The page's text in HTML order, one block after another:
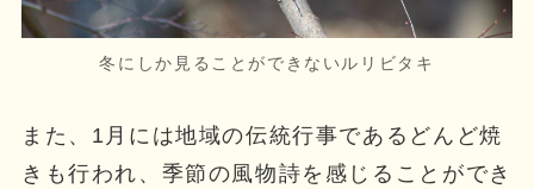
冬にしか見ることができないルリビタキ
また、1月には地域の伝統行事であるどんど焼
きも行われ、季節の風物詩を感じることができ